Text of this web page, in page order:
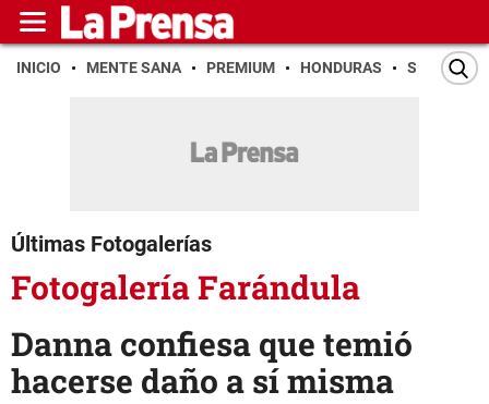
INICIO MENTE SANA PREMIUM HONDURAS SAN PEDRO
Últimas Fotogalerías
Fotogalería Farándula
Danna confiesa que temió
hacerse daño a sí misma